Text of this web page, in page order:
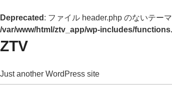
Deprecated : ファイル header.php のないテー
/var/www/html/ztv_app/wp-includes/
ZTV
Just another WordPress site